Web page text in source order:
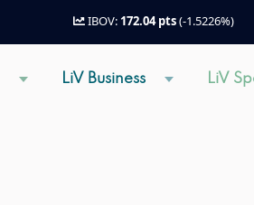
IBOV: 172.04 pts(-1.5226%)
LiV Business LiV